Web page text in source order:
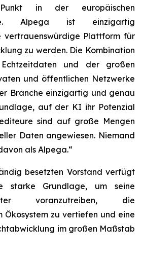
Punkt in der europäischen
Alpega ist einzigartig
vertrauenswürdige Plattform für
zu werden. Die Kombination
und der großen
und öffentlichen Netzwerke
Branche einzigartig und genau
auf der KI ihr Potenzial
sind auf große Mengen
Daten angewiesen. Niemand
als Alpega.“
besetzten Vorstand verfügt
starke Grundlage, um seine
voranzutreiben, die
Ökosystem zu vertiefen und eine
im großen Maßstab